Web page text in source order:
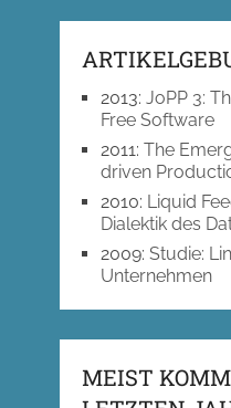
2013: JoPP 3:
Free Software
2011: The
driven
2010: Liquid
Dialektik des
2009: Studie:
Unternehmen
MEIST